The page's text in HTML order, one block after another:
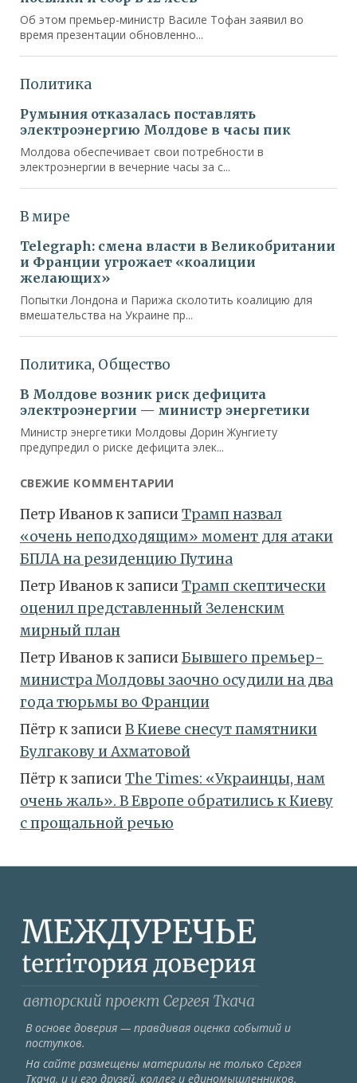
СВЕЖИЕ КОММЕНТАРИИ
Петр Ивановк записиТрамп назвал
«очень неподходящим» момент для атаки
БПЛА на резиденцию Путина
Петр Ивановк записиТрамп скептически
оценил представленный Зеленским
мирный план
Петр Ивановк записиБывшего премьер-
министра Молдовы заочно осудили на два
года тюрьмы во Франции
Пётр к записиВ Киеве снесут памятники
Булгакову и Ахматовой
Пётр к записиТhe Times: «Украинцы, нам
очень жаль». В Европе обратились к Киеву
с прощальной речью
В основе доверия — правдивая оценка событий и
поступков.
На сайте размещены материалы не только Сергея
Ткача, и и его друзей, коллег и единомышленников.